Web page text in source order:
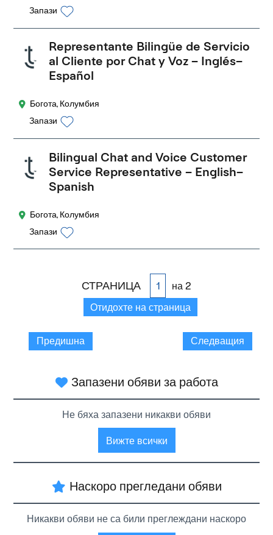
Запази
Representante Bilingüe de Servicio
al Cliente por Chat y Voz – Inglés–
Español
Богота, Колумбия
Запази
Bilingual Chat and Voice Customer
Service Representative – English–
Spanish
Богота, Колумбия
Запази
СТРАНИЦА
на 2
Отидохте на страница
Предишна Следващия
Запазени обяви за работа
Не бяха запазени никакви обяви
Вижте всички
Наскоро прегледани обяви
Никакви обяви не са били преглеждани наскоро